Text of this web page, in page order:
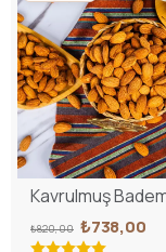
Kavrulmuş
₺820,00 ₺738,00